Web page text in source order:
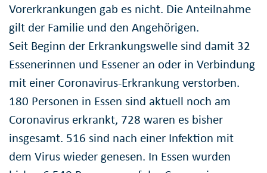
Vorerkrankungen gab es nicht. Die Anteilnahme
gilt der Familie und den Angehörigen.
Seit Beginn der Erkrankungswelle sind damit 32
Essenerinnen und Essener an oder in Verbindung
mit einer Coronavirus-Erkrankung verstorben.
180 Personen in Essen sind aktuell noch am
Coronavirus erkrankt, 728 waren es bisher
insgesamt. 516 sind nach einer Infektion mit
dem Virus wieder genesen. In Essen wurden